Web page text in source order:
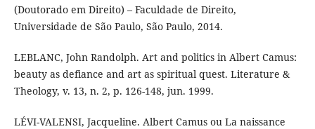
(Doutorado em Direito) – Faculdade de Direito,
Universidade de São Paulo, São Paulo, 2014.
LEBLANC, John Randolph. Art and politics in Albert Camus:
beauty as defiance and art as spiritual quest. Literature &
Theology, v. 13, n. 2, p. 126-148, jun. 1999.
LÉVI-VALENSI, Jacqueline. Albert Camus ou La naissance